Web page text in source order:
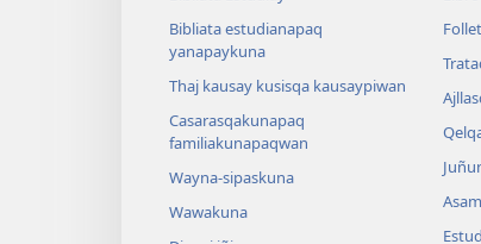
Bibliata estudianapaq
yanapaykuna
Thaj kausay kusisqa kausaypiwan
Casarasqakunapaq
familiakunapaqwan
Wayna-sipaskuna
Wawakuna